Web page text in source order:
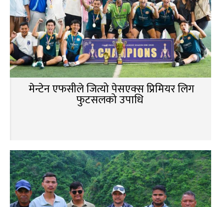
मेन्टेन एफसीले जित्यो पेसएक्स प्रिमियर लिग
फुटसलको उपाधि